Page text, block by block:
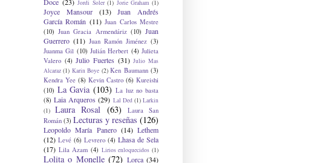
Jordi Soler (1) Jorie Graham (1)
Joyce Mansour (13)
Juan Andrés
García Román (11) Juan Carlos Mestre
(10) Juan Gracia Armendáriz (10) Juan
Guerrero (11) Juan Ramón Jiménez (3)
Juanma Gil (10) Julián Herbert (4) Julieta
Valero (4) Julio Fuertes (31) Julio Mas
Alcaraz (1) Karin Boye (2) Ken Baumann (3)
Kendra Yee (8) Kevin Castro (6) Kureishi
(10) La Gavia (103) La luz no basta
(8) Laia Arqueros (29) Lal Ded (1) Larkin
(1)
Laura Rosal (63)
Laura San
Román (3) Lecturas y reseñas (126)
Leopoldo María Panero (14) Lethem
(12) Levé (6) Levrero (4) Lhasa de Sela
(17) Lila Azam (4) Lirios enloquecidos (1)
Lolita o Monelle (72) Lorca (34)